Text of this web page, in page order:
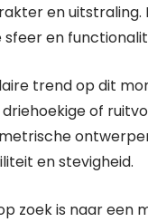
en uitstraling.
sfeer en
trend op dit
driehoekige of
en stevigheid.
zoek is naar een